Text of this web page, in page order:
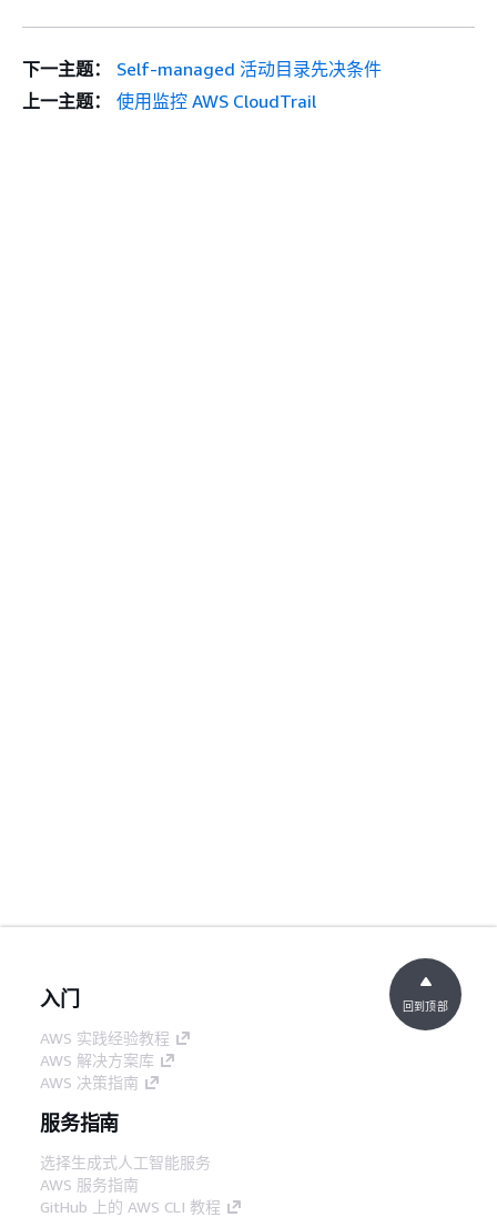
下一主题：
Self-managed 活动目录先决条件
上一主题：
使用监控 AWS CloudTrail
入门
AWS 实践经验教程
AWS 解决方案库
AWS 决策指南
服务指南
选择生成式人工智能服务
AWS 服务指南
GitHub 上的 AWS CLI 教程
回到顶部